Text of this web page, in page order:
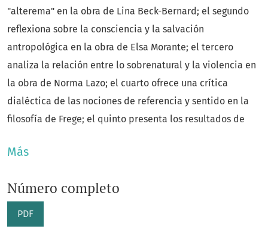
"alterema" en la obra de Lina Beck-Bernard; el segundo
reflexiona sobre la consciencia y la salvación
antropológica en la obra de Elsa Morante; el tercero
analiza la relación entre lo sobrenatural y la violencia en
la obra de Norma Lazo; el cuarto ofrece una crítica
dialéctica de las nociones de referencia y sentido en la
filosofía de Frege; el quinto presenta los resultados de
audiovisuales interculturales desarrollada en Tijuana; y el
las relaciones de investigación de la Universidad Popular
Autónoma del Estado de Puebla. Este volumen se
Más
Número completo
PDF